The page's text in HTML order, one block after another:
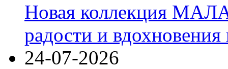
Новая коллекция
радости и
24-07-2026